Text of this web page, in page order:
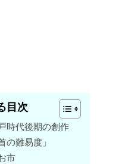
目次
時代後期の創作
の難易度」
市